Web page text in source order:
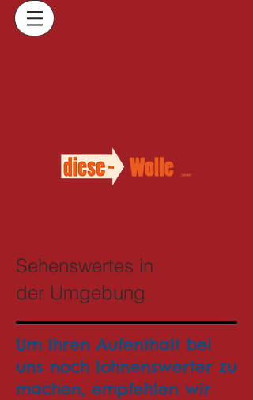
Sehenswertes in
der Umgebung
Um Ihren Aufenthalt bei
uns noch lohnenswerter zu
machen, empfehlen wir